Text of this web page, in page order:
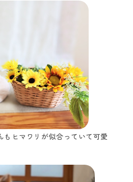
もヒマワリが似合っていて可愛